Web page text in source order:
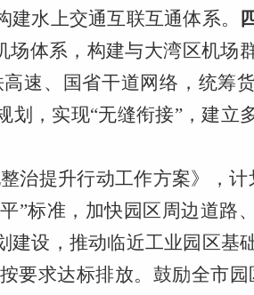
水上交通互联互通体系。
场体系，构建与大湾区机场
速、国省干道网络，统筹
划，实现“无缝衔接”，建立
治提升行动工作方案》，计
”标准，加快园区周边道路
设，推动临近工业园区基
要求达标排放。鼓励全市园